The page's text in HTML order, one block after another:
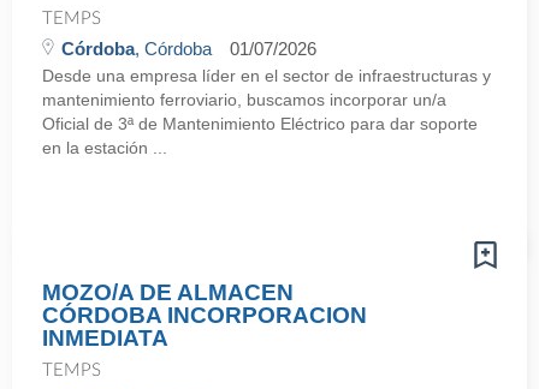
TEMPS
Córdoba, Córdoba 01/07/2026
Desde una empresa líder en el sector de infraestructuras y
mantenimiento ferroviario, buscamos incorporar un/a
Oficial de 3ª de Mantenimiento Eléctrico para dar soporte
en la estación ...
MOZO/A DE ALMACEN
CÓRDOBA INCORPORACION
INMEDIATA
TEMPS